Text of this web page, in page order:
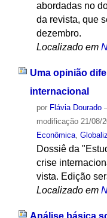
abordadas no
da revista, que
dezembro.
Localizado em
Uma opinião
internacional
por Flávia Dourado
modificação21/08/
Econômica,
Dossiê da
crise
vista. Edição
Localizado em
Análise básica